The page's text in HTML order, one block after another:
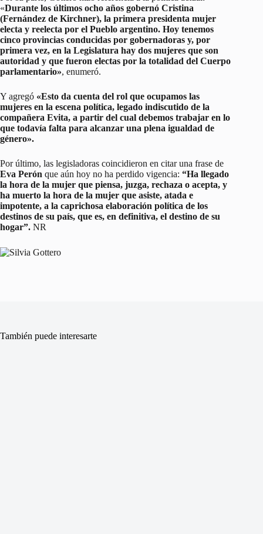
«Durante los últimos ocho años gobernó Cristina
(Fernández de Kirchner), la primera presidenta mujer
electa y reelecta por el Pueblo argentino. Hoy tenemos
cinco provincias conducidas por gobernadoras y, por
primera vez, en la Legislatura hay dos mujeres que son
autoridad y que fueron electas por la totalidad del Cuerpo
parlamentario», enumeró.
Y agregó «Esto da cuenta del rol que ocupamos las
mujeres en la escena política, legado indiscutido de la
compañera Evita, a partir del cual debemos trabajar en lo
que todavía falta para alcanzar una plena igualdad de
género».
Por último, las legisladoras coincidieron en citar una frase de
Eva Perón que aún hoy no ha perdido vigencia: “Ha llegado
la hora de la mujer que piensa, juzga, rechaza o acepta, y
ha muerto la hora de la mujer que asiste, atada e
impotente, a la caprichosa elaboración política de los
destinos de su país, que es, en definitiva, el destino de su
hogar”. NR
También puede interesarte